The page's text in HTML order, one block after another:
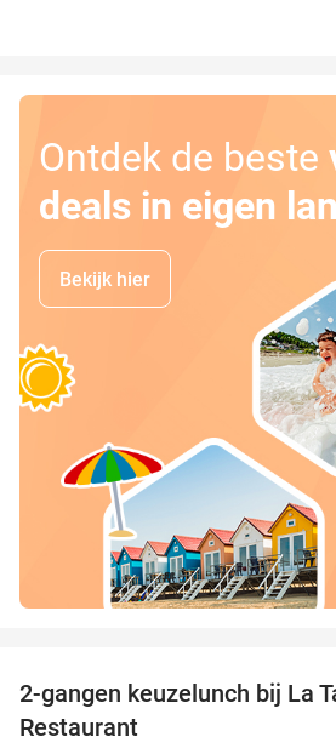
Ontdek de beste
deals in eigen
Bekijk hier
2-gangen keuzelunch bij La
Restaurant